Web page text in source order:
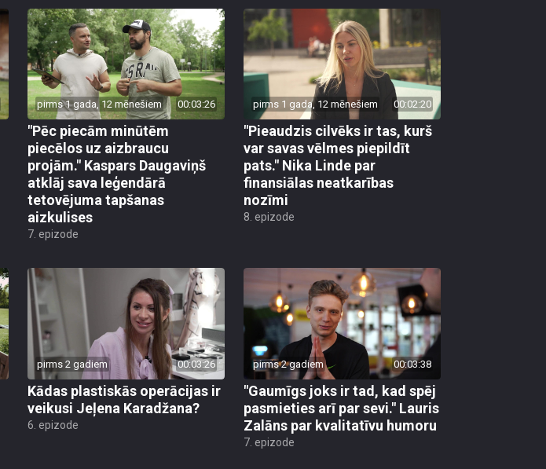
pirms 1 gada, 12 mēnešiem 00:03:26
"Pēc piecām minūtēm
piecēlos uz aizbraucu
projām." Kaspars Daugaviņš
atklāj sava leģendārā
tetovējuma tapšanas
aizkulises
7. epizode
pirms 1 gada, 12 mēnešiem 00:02:20
"Pieaudzis cilvēks ir tas, kurš
var savas vēlmes piepildīt
pats." Nika Linde par
finansiālas neatkarības
nozīmi
8. epizode
pirms 2 gadiem 00:03:26
Kādas plastiskās operācijas ir
veikusi Jeļena Karadžana?
6. epizode
pirms 2 gadiem 00:03:38
"Gaumīgs joks ir tad, kad spēj
pasmieties arī par sevi." Lauris
Zalāns par kvalitatīvu humoru
7. epizode